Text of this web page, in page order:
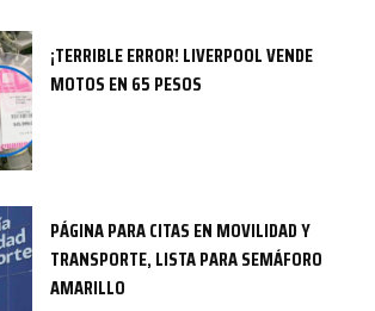
¡TERRIBLE ERROR! LIVERPOOL VENDE
MOTOS EN 65 PESOS
PÁGINA PARA CITAS EN MOVILIDAD Y
TRANSPORTE, LISTA PARA SEMÁFORO
AMARILLO